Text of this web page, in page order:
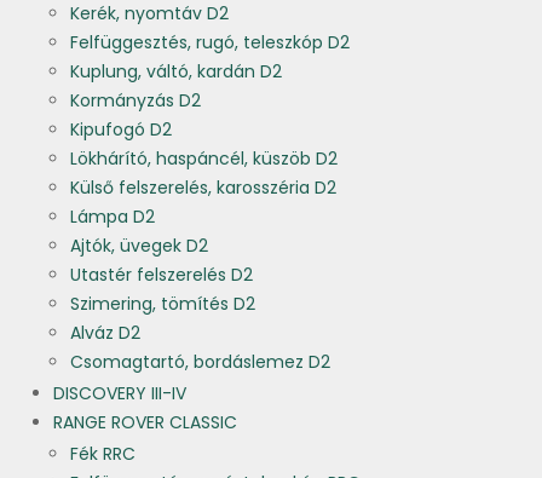
Kerék, nyomtáv D2
Felfüggesztés, rugó, teleszkóp D2
Kuplung, váltó, kardán D2
Kormányzás D2
Kipufogó D2
Lökhárító, haspáncél, küszöb D2
Külső felszerelés, karosszéria D2
Lámpa D2
Ajtók, üvegek D2
Utastér felszerelés D2
Szimering, tömítés D2
Alváz D2
Csomagtartó, bordáslemez D2
DISCOVERY III-IV
RANGE ROVER CLASSIC
Fék RRC